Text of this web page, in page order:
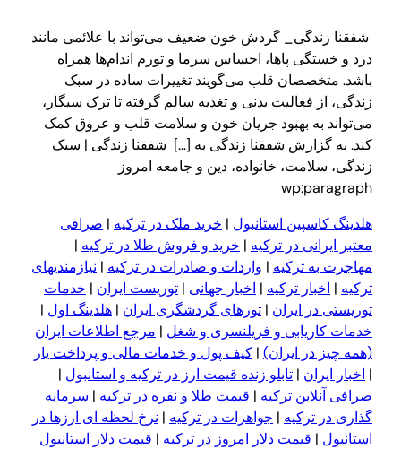
شفقنا زندگی_ گردش خون ضعیف می‌تواند با علائمی مانند
درد و خستگی پاها، احساس سرما و تورم اندام‌ها همراه
باشد. متخصصان قلب می‌گویند تغییرات ساده در سبک
زندگی، از فعالیت بدنی و تغذیه سالم گرفته تا ترک سیگار،
می‌تواند به بهبود جریان خون و سلامت قلب و عروق کمک
کند. به گزارش شفقنا زندگی به […] شفقنا زندگی | سبک
زندگی، سلامت، خانواده، دین و جامعه امروز
wp:paragraph
هلدینگ کاسپین استانبول | خرید ملک در ترکیه | صرافی
معتبر ایرانی در ترکیه | خرید و فروش طلا در ترکیه |
مهاجرت به ترکیه | واردات و صادرات در ترکیه | نیازمندیهای
ترکیه | اخبار ترکیه | اخبار جهانی | توریست ایران | خدمات
توریستی در ایران | تورهای گردشگری ایران | هلدینگ اول |
خدمات کاریابی و فریلنسری و شغل | مرجع اطلاعات ایران
(همه چیز در ایران) | کیف پول و خدمات مالی و پرداخت یار
| اخبار ایران | تابلو زنده قیمت ارز در ترکیه و استانبول |
صرافی آنلاین ترکیه | قیمت طلا و نقره در ترکیه | سرمایه
گذاری در ترکیه | جواهرات در ترکیه | نرخ لحظه ای ارزها در
استانبول | قیمت دلار امروز در ترکیه | قیمت دلار استانبول